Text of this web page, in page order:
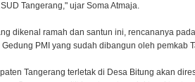
Tangerang," ujar Soma Atmaja.
dikenal ramah dan santun ini, rencananya
PMI yang sudah dibangun oleh pemkab
Tangerang terletak di Desa Bitung akan